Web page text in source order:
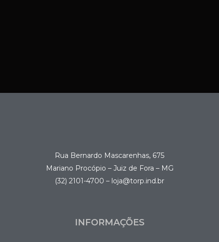
Rua Bernardo Mascarenhas, 675
Mariano Procópio – Juiz de Fora – MG
(32) 2101-4700 – loja@torp.ind.br
INFORMAÇÕES